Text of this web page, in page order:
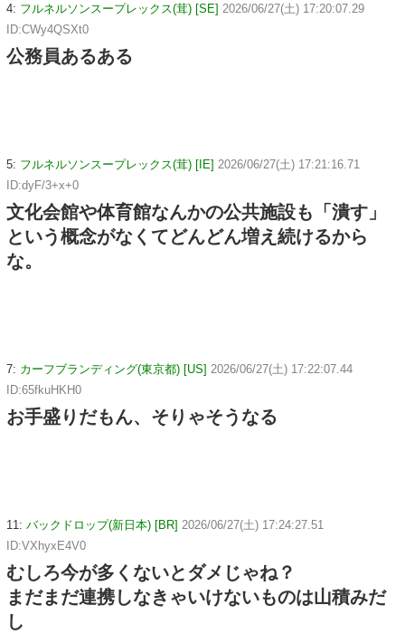
4: フルネルソンスープレックス(茸) [SE] 2026/06/27(土) 17:20:07.29
ID:CWy4QSXt0
公務員あるある
5: フルネルソンスープレックス(茸) [IE] 2026/06/27(土) 17:21:16.71
ID:dyF/3+x+0
文化会館や体育館なんかの公共施設も「潰す」
という概念がなくてどんどん増え続けるから
な。
7: カーフブランディング(東京都) [US] 2026/06/27(土) 17:22:07.44
ID:65fkuHKH0
お手盛りだもん、そりゃそうなる
11: バックドロップ(新日本) [BR] 2026/06/27(土) 17:24:27.51
ID:VXhyxE4V0
むしろ今が多くないとダメじゃね？
まだまだ連携しなきゃいけないものは山積みだ
し